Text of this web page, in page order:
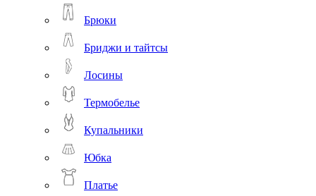
Брюки
Бриджи и тайтсы
Лосины
Термобелье
Купальники
Юбка
Платье